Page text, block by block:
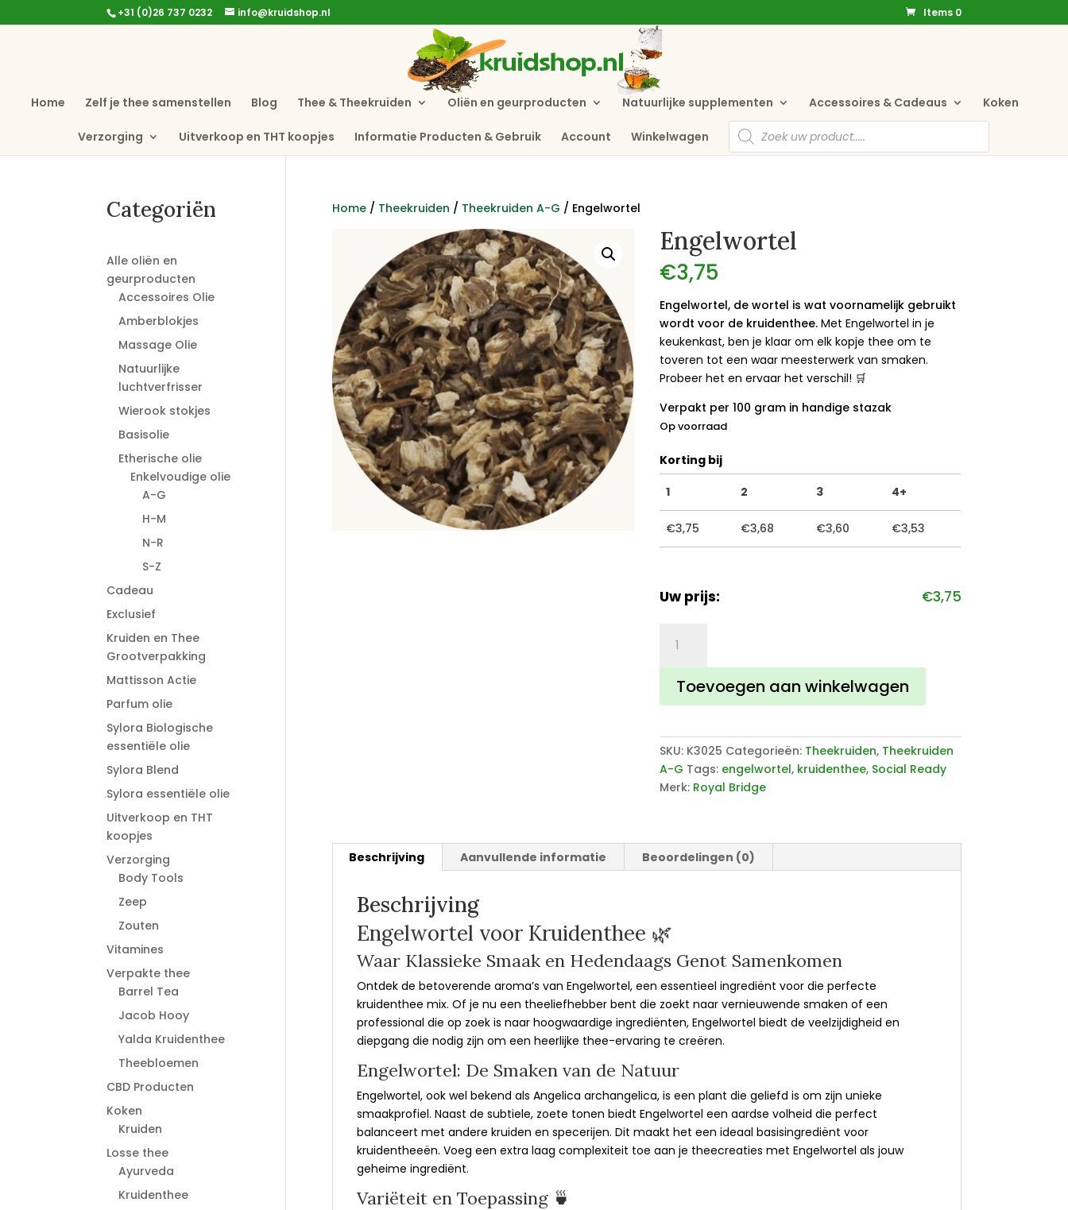
+31 (0)26 737 0232 info@kruidshop.nl Items 0
Home Zelf je thee samenstellen Blog Thee & Theekruiden Oliën en geurproducten Natuurlijke supplementen Accessoires & Cadeaus Koken
Verzorging Uitverkoop en THT koopjes Informatie Producten & Gebruik Account Winkelwagen
Producten
zoeken
Home/ Theekruiden / Theekruiden A-G / Engelwortel
Engelwortel
€3,75
Engelwortel, de wortel is wat voornamelijk gebruikt
wordt voor de kruidenthee. Met Engelwortel in je
keukenkast, ben je klaar om elk kopje thee om te
toveren tot een waar meesterwerk van smaken.
Probeer het en ervaar het verschil! 🛒
Verpakt per 100 gram in handige stazak
Op voorraad
Korting bij
1
2 3 4+
€3,75 €3,68 €3,60 €3,53
Uw prijs: €3,75
aantal
Toevoegen aan winkelwagen
SKU: K3025 Categorieën: Theekruiden, Theekruiden
A-G Tags: engelwortel, kruidenthee, Social Ready
Merk: Royal Bridge
Beschrijving Aanvullende informatie Beoordelingen (0)
Beschrijving
Engelwortel voor Kruidenthee 🌿
Waar Klassieke Smaak en Hedendaags Genot Samenkomen
Ontdek de betoverende aroma’s van Engelwortel, een essentieel ingrediënt voor die perfecte
kruidenthee mix. Of je nu een theeliefhebber bent die zoekt naar vernieuwende smaken of een
professional die op zoek is naar hoogwaardige ingrediënten, Engelwortel biedt de veelzijdigheid en
diepgang die nodig zijn om een heerlijke thee-ervaring te creëren.
Engelwortel: De Smaken van de Natuur
Engelwortel, ook wel bekend als Angelica archangelica, is een plant die geliefd is om zijn unieke
smaakprofiel. Naast de subtiele, zoete tonen biedt Engelwortel een aardse volheid die perfect
balanceert met andere kruiden en specerijen. Dit maakt het een ideaal basisingrediënt voor
kruidentheeën. Voeg een extra laag complexiteit toe aan je theecreaties met Engelwortel als jouw
geheime ingrediënt.
Variëteit en Toepassing 🍵
Categoriën
Alle oliën en
geurproducten
Accessoires Olie
Amberblokjes
Massage Olie
Natuurlijke
luchtverfrisser
Wierook stokjes
Basisolie
Etherische olie
Enkelvoudige olie
A-G
H-M
N-R
S-Z
Cadeau
Exclusief
Kruiden en Thee
Grootverpakking
Mattisson Actie
Parfum olie
Sylora Biologische
essentiële olie
Sylora Blend
Sylora essentiële olie
Uitverkoop en THT
koopjes
Verzorging
Body Tools
Zeep
Zouten
Vitamines
Verpakte thee
Barrel Tea
Jacob Hooy
Yalda Kruidenthee
Theebloemen
CBD Producten
Koken
Kruiden
Losse thee
Ayurveda
Kruidenthee